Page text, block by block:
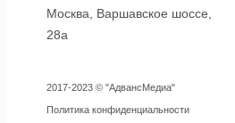
Москва, Варшавское шоссе,
28а
2017-2023 © "АдвансМедиа"
Политика конфиденциальности